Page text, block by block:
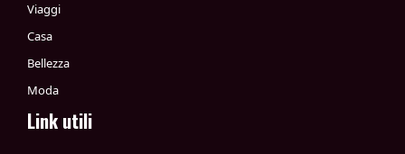
Viaggi
Casa
Bellezza
Moda
Link utili